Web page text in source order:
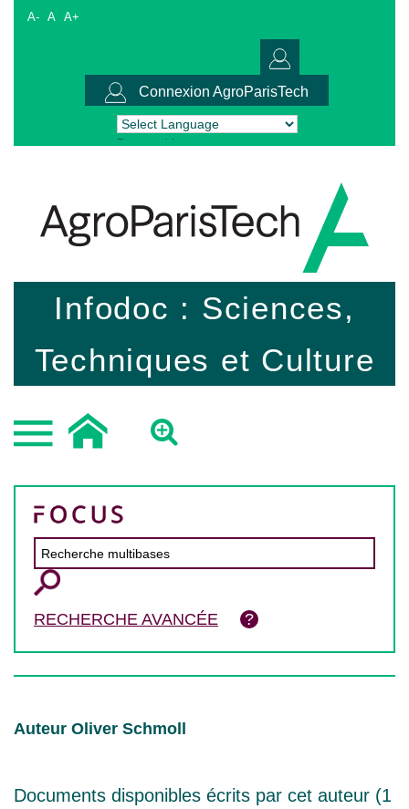
A- A A+
Connexion AgroParisTech
Powered by Translate
Infodoc : Sciences,
Techniques et Culture
RECHERCHE AVANCÉE
Auteur Oliver Schmoll
Documents disponibles écrits par cet auteur (1